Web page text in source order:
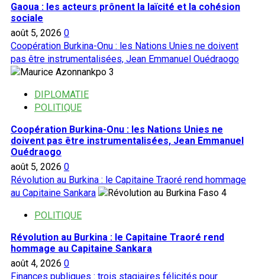
Gaoua : les acteurs prônent la laïcité et la cohésion
sociale
août 5, 2026 0
Coopération Burkina-Onu : les Nations Unies ne doivent
pas être instrumentalisées, Jean Emmanuel Ouédraogo
3
DIPLOMATIE
POLITIQUE
Coopération Burkina-Onu : les Nations Unies ne
doivent pas être instrumentalisées, Jean Emmanuel
Ouédraogo
août 5, 2026 0
Révolution au Burkina : le Capitaine Traoré rend hommage
au Capitaine Sankara
4
POLITIQUE
Révolution au Burkina : le Capitaine Traoré rend
hommage au Capitaine Sankara
août 4, 2026 0
Finances publiques : trois stagiaires félicités pour